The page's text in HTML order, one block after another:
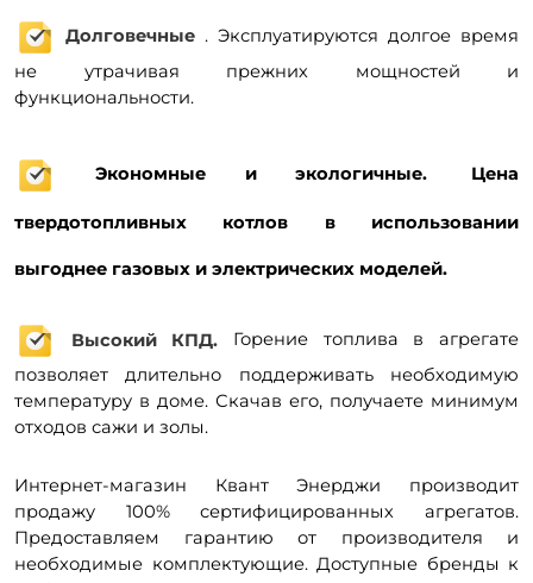
Долговечные . Эксплуатируются долгое время
не утрачивая прежних мощностей и
функциональности.
Экономные и экологичные. Цена
твердотопливных котлов в использовании
выгоднее газовых и электрических моделей.
Высокий КПД. Горение топлива в агрегате
позволяет длительно поддерживать необходимую
температуру в доме. Скачав его, получаете минимум
отходов сажи и золы.
Интернет-магазин Квант Энерджи производит
продажу 100% сертифицированных агрегатов.
Предоставляем гарантию от производителя и
необходимые комплектующие. Доступные бренды к